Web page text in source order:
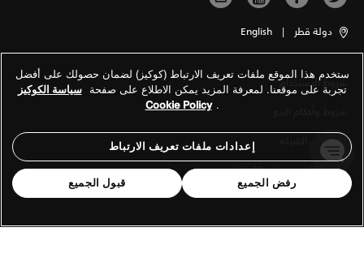
دولة قطر |
English
شروط الاستخدام
معلومات الشركة
سياسة الخصوصية والكوكيز
ستخدم هذا الموقع ملفات تعريف الارتباط (كوكيز) لضمان حصولك على أفضل
تجربة على موقعنا. لمعرفة المزيد يمكن الاطلاع على صفحة سياسة الكوكيز
.
Cookie Policy
إعدادات ملفات تعريف الارتباط
رفض الجميع قبول الجميع